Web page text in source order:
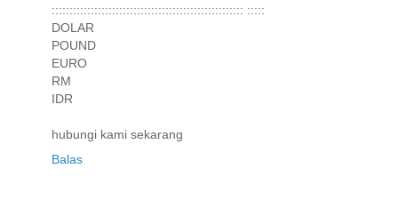
:::::::::::::::::::::::::::::::::::::::::::::::::::::: :::::
DOLAR
POUND
EURO
RM
IDR
hubungi kami sekarang
Balas